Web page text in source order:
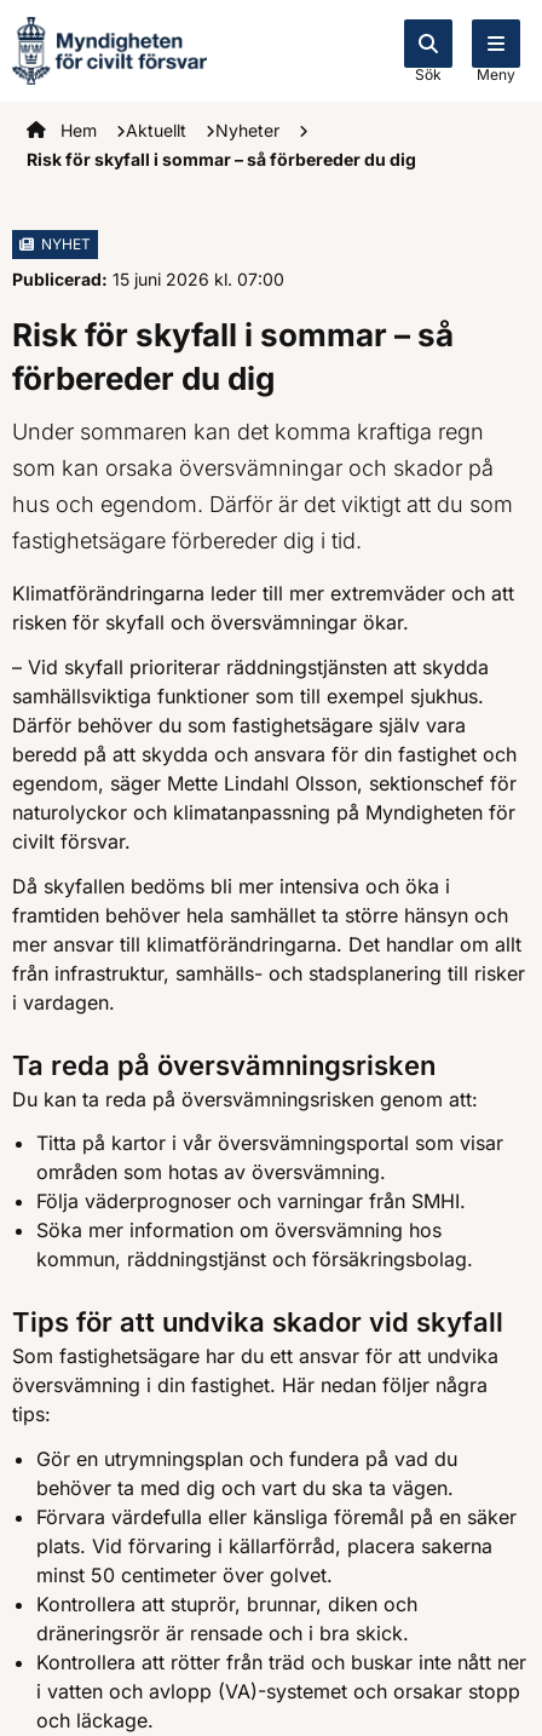
Sök Meny
Startsidan
Hem Aktuellt
Nyheter
Risk för skyfall i sommar – så förbereder du dig
NYHET
Publicerad: 15 juni 2026 kl. , Klockan
07:00
Risk för skyfall i sommar – så
förbereder du dig
Under sommaren kan det komma kraftiga regn
som kan orsaka översvämningar och skador på
hus och egendom. Därför är det viktigt att du som
fastighetsägare förbereder dig i tid.
Klimatförändringarna leder till mer extremväder och att
risken för skyfall och översvämningar ökar.
– Vid skyfall prioriterar räddningstjänsten att skydda
samhällsviktiga funktioner som till exempel sjukhus.
Därför behöver du som fastighetsägare själv vara
beredd på att skydda och ansvara för din fastighet och
egendom, säger Mette Lindahl Olsson, sektionschef för
naturolyckor och klimatanpassning på Myndigheten för
civilt försvar.
Då skyfallen bedöms bli mer intensiva och öka i
framtiden behöver hela samhället ta större hänsyn och
mer ansvar till klimatförändringarna. Det handlar om allt
från infrastruktur, samhälls- och stadsplanering till risker
i vardagen.
Ta reda på översvämningsrisken
Du kan ta reda på översvämningsrisken genom att:
Titta på kartor i vår översvämningsportal som visar
områden som hotas av översvämning.
Följa väderprognoser och varningar från SMHI.
Söka mer information om översvämning hos
kommun, räddningstjänst och försäkringsbolag.
Tips för att undvika skador vid skyfall
Som fastighetsägare har du ett ansvar för att undvika
översvämning i din fastighet. Här nedan följer några
tips:
Gör en utrymningsplan och fundera på vad du
behöver ta med dig och vart du ska ta vägen.
Förvara värdefulla eller känsliga föremål på en säker
plats. Vid förvaring i källarförråd, placera sakerna
minst 50 centimeter över golvet.
Kontrollera att stuprör, brunnar, diken och
dräneringsrör är rensade och i bra skick.
Kontrollera att rötter från träd och buskar inte nått ner
i vatten och avlopp (VA)-systemet och orsakar stopp
och läckage.